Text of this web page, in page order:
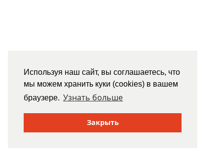
Используя наш сайт, вы соглашаетесь, что
мы можем хранить куки (cookies) в вашем
браузере. Узнать больше
Закрыть